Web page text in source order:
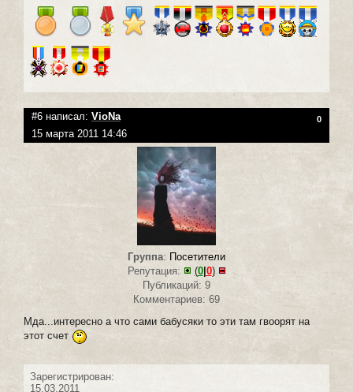
#6 написал: VioNa 0
15 марта 2011 14:46
Группа: Посетители
Репутация:
(0| 0)
Публикаций: 9
Комментариев: 69
Мда...интересно а что сами бабусяки то эти там гвоорят на
этот счет
Зарегистрирован:
15.03.2011